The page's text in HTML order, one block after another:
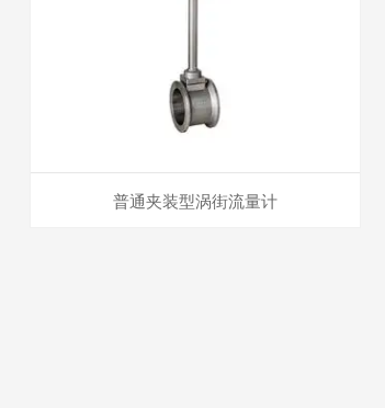
普通夹装型涡街流量计